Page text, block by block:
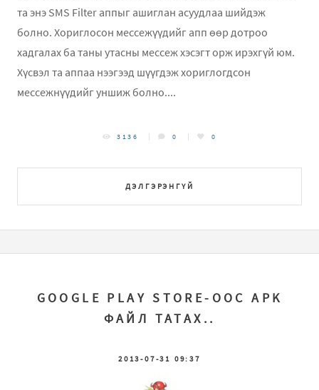
та энэ SMS Filter аппыг ашиглан асуудлаа шийдэж
болно. Хориглосон мессежүүдийг апп өөр дотроо
хадгалах ба таны утасны мессеж хэсэгт орж ирэхгүй юм.
Хүсвэл та аппаа нээгээд шүүгдэж хориглогдсон
мессежнүүдийг уншиж болно....
ДЭЛГЭРЭНГҮЙ
3136 0 0
GOOGLE PLAY STORE-ООС APK
ФАЙЛ ТАТАХ..
2013-07-31 09:37